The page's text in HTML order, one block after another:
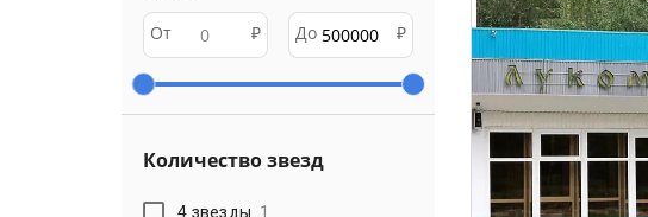
От ₽ До ₽
Количество звезд
4 звезды 1